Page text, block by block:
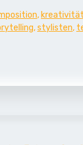
, kreativität
,stylisten,